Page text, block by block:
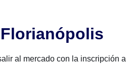
al mercado con la inscripción a